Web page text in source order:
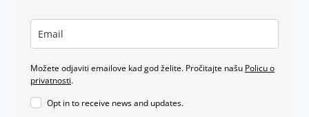
Možete odjaviti emailove kad god želite. Pročitajte našu Policu o
privatnosti.
Opt in to receive news and updates.